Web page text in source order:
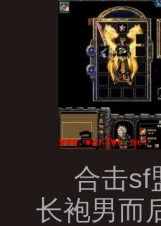
合击sf
长袍男而